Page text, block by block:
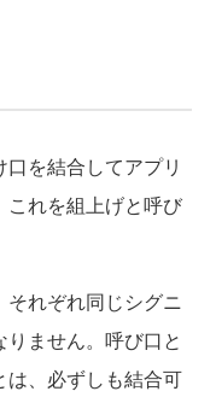
を結合してアプリ
れを組上げと呼び
れぞれ同じシグニ
ません。呼び口と
は、必ずしも結合可